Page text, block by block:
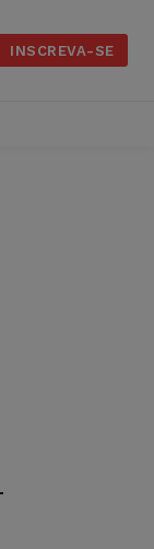
INSCREVA-SE